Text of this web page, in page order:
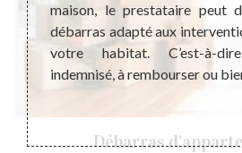
Débarras
Pour
maison, le prestataire peut
débarras adapté aux
votre habitat. C’est-à-
indemnisé, à rembourser ou